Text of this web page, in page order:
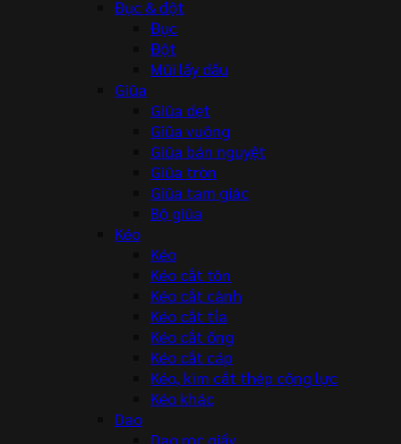
Đục & đột
Đục
Đột
Mũi lấy dấu
Giũa
Giũa dẹt
Giũa vuông
Giũa bán nguyệt
Giũa tròn
Giũa tam giác
Bộ giũa
Kéo
Kéo
Kéo cắt tôn
Kéo cắt cành
Kéo cắt tỉa
Kéo cắt ống
Kéo cắt cáp
Kéo, kìm cắt thép cộng lực
Kéo khác
Dao
Dao rọc giấy